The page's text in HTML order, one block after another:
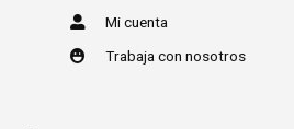
Mi cuenta
Trabaja con nosotros